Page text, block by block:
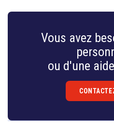
Vous avez
ou d'une